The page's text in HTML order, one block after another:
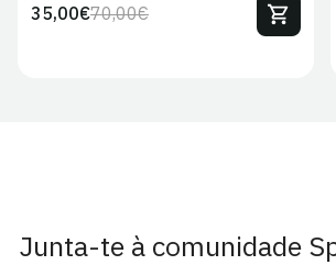
Preço
70,00€Preço
35,00€
Junta-te à comunidade